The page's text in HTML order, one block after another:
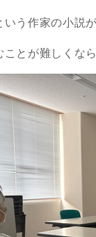
いう作家の小説
とが難しくな